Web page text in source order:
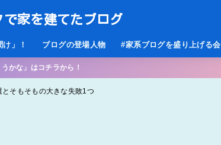
家を建てたブログ
」！ ブログの登場人物 #家系ブログを盛り上げる会
かな」はコチラから！
そもそもの大きな失敗1つ